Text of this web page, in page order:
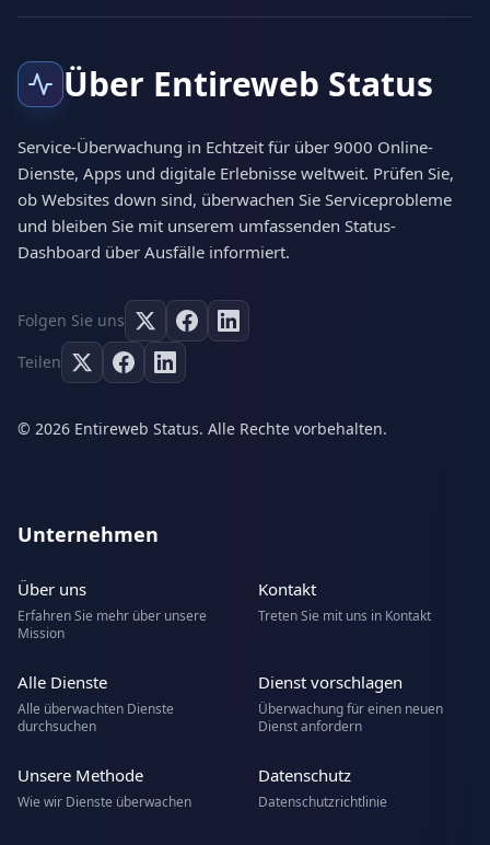
Über Entireweb Status
Service-Überwachung in Echtzeit für über 9000 Online-
Dienste, Apps und digitale Erlebnisse weltweit. Prüfen Sie,
ob Websites down sind, überwachen Sie Serviceprobleme
und bleiben Sie mit unserem umfassenden Status-
Dashboard über Ausfälle informiert.
Folgen Sie uns
Teilen
© 2026 Entireweb Status. Alle Rechte vorbehalten.
Unternehmen
Über uns
Erfahren Sie mehr über unsere
Mission
Kontakt
Treten Sie mit uns in Kontakt
Alle Dienste
Alle überwachten Dienste
durchsuchen
Dienst vorschlagen
Überwachung für einen neuen
Dienst anfordern
Unsere Methode
Wie wir Dienste überwachen
Datenschutz
Datenschutzrichtlinie